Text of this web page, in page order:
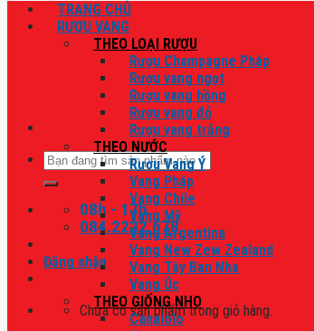
Tìm
kiếm:
08h - 17h
084.2222.678
Đăng nhập
Chưa có sản phẩm trong giỏ hàng.
TRANG CHỦ
RƯỢU VANG
THEO LOẠI RƯỢU
Rượu Champagne Pháp
Rượu vang ngọt
Rượu vang hồng
Rượu vang đỏ
Rượu vang trắng
THEO NƯỚC
Rượu Vang Ý
Vang Pháp
Vang Chile
Vang Mỹ
Vang Argentina
Vang New Zew Zealand
Vang Tây Ban Nha
Vang Úc
THEO GIỐNG NHO
Canaiolo